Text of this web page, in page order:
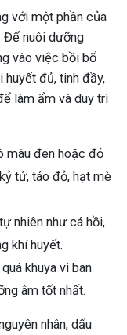
với một phần của
Để nuôi dưỡng
vào việc bồi bổ
huyết đủ, tinh đầy,
làm ẩm và duy trì
màu đen hoặc đỏ
tử, táo đỏ, hạt mè
nhiên như cá hồi,
khí huyết.
khuya vì ban
âm tốt nhất.
nhân, dấu